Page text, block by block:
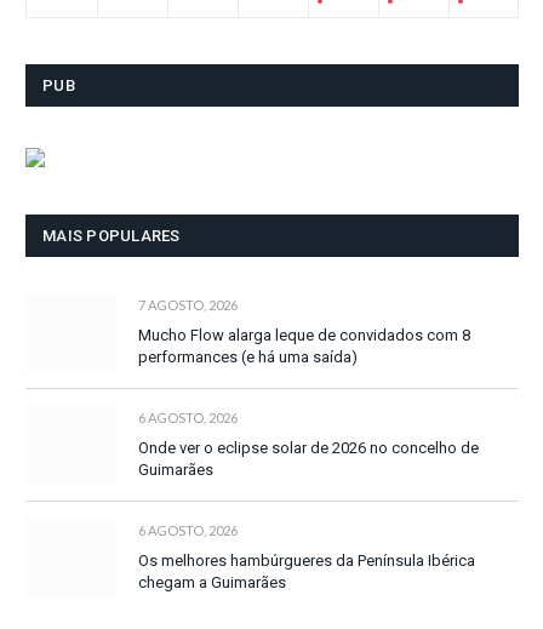
PUB
MAIS POPULARES
7 AGOSTO, 2026
Mucho Flow alarga leque de convidados com 8
performances (e há uma saída)
6 AGOSTO, 2026
Onde ver o eclipse solar de 2026 no concelho de
Guimarães
6 AGOSTO, 2026
Os melhores hambúrgueres da Península Ibérica
chegam a Guimarães